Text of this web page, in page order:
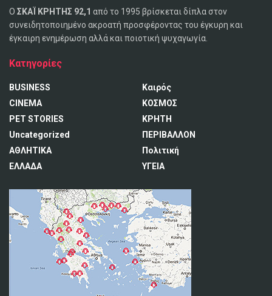
Ο ΣΚΑΪ ΚΡΗΤΗΣ 92,1 από το 1995 βρίσκεται δίπλα στον
συνειδητοποιημένο ακροατή προσφέροντας του έγκυρη και
έγκαιρη ενημέρωση αλλά και ποιοτική ψυχαγωγία.
Κατηγορίες
BUSINESS
CINEMA
PET STORIES
Uncategorized
ΑΘΛΗΤΙΚΑ
ΕΛΛΑΔΑ
Καιρός
ΚΟΣΜΟΣ
ΚΡΗΤΗ
ΠΕΡΙΒΑΛΛΟΝ
Πολιτική
ΥΓΕΙΑ